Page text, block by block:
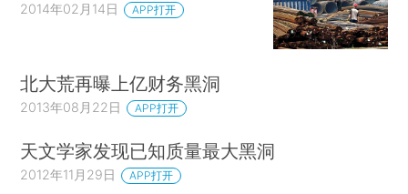
2014年02月14日 APP打开
北大荒再曝上亿财务黑洞
2013年08月22日 APP打开
天文学家发现已知质量最大黑洞
2012年11月29日 APP打开